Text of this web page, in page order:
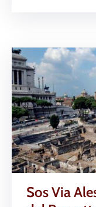
Sos Via